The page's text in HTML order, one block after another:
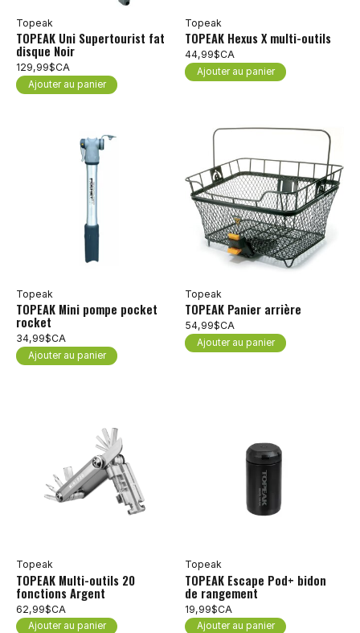
Topeak
TOPEAK Uni Supertourist fat
disque Noir
129,99$CA
Ajouter au panier
Topeak
TOPEAK Hexus X multi-outils
44,99$CA
Ajouter au panier
Topeak
TOPEAK Mini pompe pocket
rocket
34,99$CA
Ajouter au panier
Topeak
TOPEAK Panier arrière
54,99$CA
Ajouter au panier
Topeak
TOPEAK Multi-outils 20
fonctions Argent
62,99$CA
Ajouter au panier
Topeak
TOPEAK Escape Pod+ bidon
de rangement
19,99$CA
Ajouter au panier